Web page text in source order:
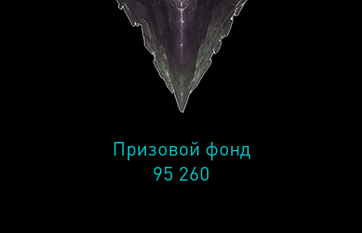
Призовой фонд
95 260